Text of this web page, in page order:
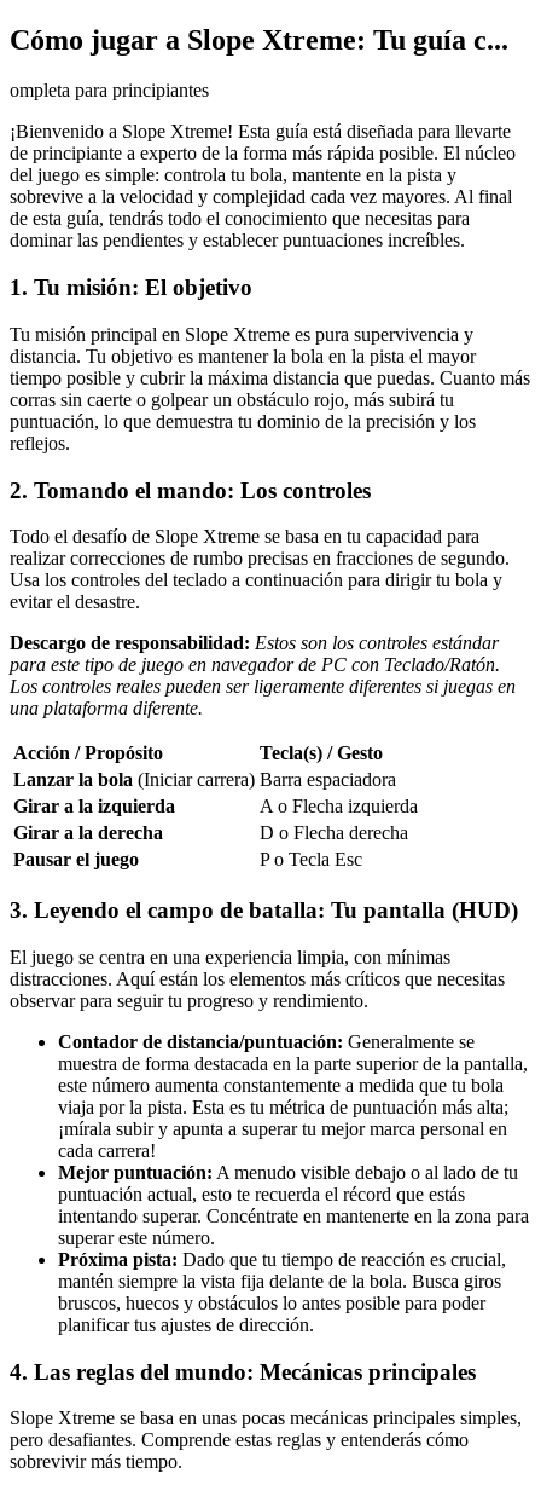
Cómo jugar a Slope Xtreme: Tu guía c...
ompleta para principiantes
¡Bienvenido a Slope Xtreme! Esta guía está diseñada para llevarte
de principiante a experto de la forma más rápida posible. El núcleo
del juego es simple: controla tu bola, mantente en la pista y
sobrevive a la velocidad y complejidad cada vez mayores. Al final
de esta guía, tendrás todo el conocimiento que necesitas para
dominar las pendientes y establecer puntuaciones increíbles.
1. Tu misión: El objetivo
Tu misión principal en Slope Xtreme es pura supervivencia y
distancia. Tu objetivo es mantener la bola en la pista el mayor
tiempo posible y cubrir la máxima distancia que puedas. Cuanto más
corras sin caerte o golpear un obstáculo rojo, más subirá tu
puntuación, lo que demuestra tu dominio de la precisión y los
reflejos.
2. Tomando el mando: Los controles
Todo el desafío de Slope Xtreme se basa en tu capacidad para
realizar correcciones de rumbo precisas en fracciones de segundo.
Usa los controles del teclado a continuación para dirigir tu bola y
evitar el desastre.
Descargo de responsabilidad: Estos son los controles estándar
para este tipo de juego en navegador de PC con Teclado/Ratón.
Los controles reales pueden ser ligeramente diferentes si juegas en
una plataforma diferente.
Acción / Propósito
Tecla(s) / Gesto
Lanzar la bola (Iniciar carrera) Barra espaciadora
Girar a la izquierda
A o Flecha izquierda
Girar a la derecha
D o Flecha derecha
Pausar el juego
P o Tecla Esc
3. Leyendo el campo de batalla: Tu pantalla (HUD)
El juego se centra en una experiencia limpia, con mínimas
distracciones. Aquí están los elementos más críticos que necesitas
observar para seguir tu progreso y rendimiento.
Contador de distancia/puntuación: Generalmente se
muestra de forma destacada en la parte superior de la pantalla,
este número aumenta constantemente a medida que tu bola
viaja por la pista. Esta es tu métrica de puntuación más alta;
¡mírala subir y apunta a superar tu mejor marca personal en
cada carrera!
Mejor puntuación: A menudo visible debajo o al lado de tu
puntuación actual, esto te recuerda el récord que estás
intentando superar. Concéntrate en mantenerte en la zona para
superar este número.
Próxima pista: Dado que tu tiempo de reacción es crucial,
mantén siempre la vista fija delante de la bola. Busca giros
bruscos, huecos y obstáculos lo antes posible para poder
planificar tus ajustes de dirección.
4. Las reglas del mundo: Mecánicas principales
Slope Xtreme se basa en unas pocas mecánicas principales simples,
pero desafiantes. Comprende estas reglas y entenderás cómo
sobrevivir más tiempo.